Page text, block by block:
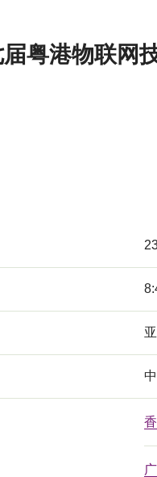
粤港物联网